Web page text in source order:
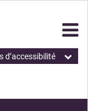
d’accessibilité